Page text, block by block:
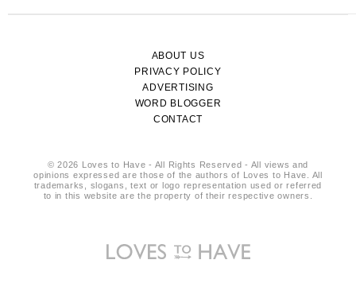
ABOUT US
PRIVACY POLICY
ADVERTISING
WORD BLOGGER
CONTACT
© 2026 Loves to Have - All Rights Reserved - All views and
opinions expressed are those of the authors of Loves to Have. All
trademarks, slogans, text or logo representation used or referred
to in this website are the property of their respective owners.